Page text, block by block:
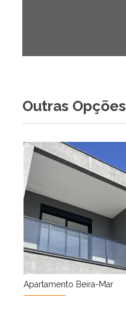
Outras Opções
Apartamento Beira-Mar